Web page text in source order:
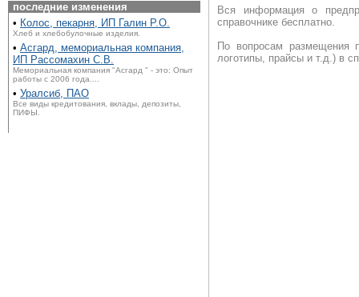
последние изменения
• Колос, пекарня, ИП Галин Р.О.
Хлеб и хлебобулочные изделия.
• Асгард, мемориальная компания,
ИП Рассомахин С.В.
Мемориальная компания "Асгард " - это: Опыт
работы с 2006 года....
• Уралсиб, ПАО
Все виды кредитования, вклады, депозиты,
ПИФЫ.
Вся информация о
справочнике бесплатно.
По вопросам размещения
логотипы, прайсы и т.д.) в